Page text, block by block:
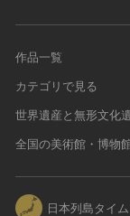
作品一覧
カテゴリで見る
世界遺産と無形文化
全国の美術館・博物
日本列島タイ